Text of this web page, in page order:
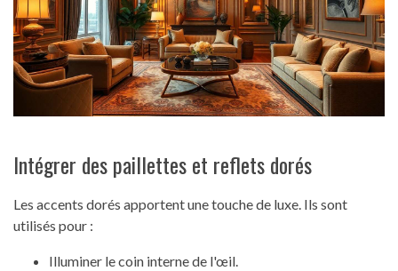
Intégrer des paillettes et reflets dorés
Les accents dorés apportent une touche de luxe. Ils sont
utilisés pour :
Illuminer le coin interne de l'œil.